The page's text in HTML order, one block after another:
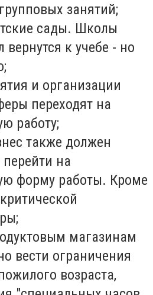
занятий;
сады. Школы
вернутся к учебе - но
и организации
переходят на
работу;
также должен
на
форму работы. Кроме
магазинам
вести ограничения
возраста,